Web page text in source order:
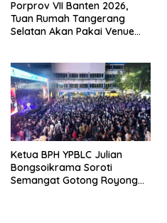
Porprov VII Banten 2026,
Tuan Rumah Tangerang
Selatan Akan Pakai Venue
Ketua BPH YPBLC Julian
Bongsoikrama Soroti
Semangat Gotong Royong